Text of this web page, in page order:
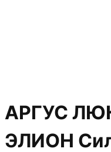
АРГУС
ЭЛИОН